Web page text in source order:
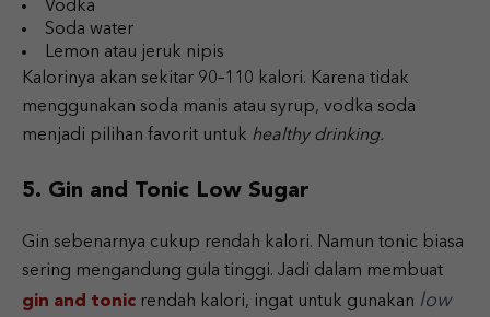
Vodka
Soda water
Lemon atau jeruk nipis
Kalorinya akan sekitar 90–110 kalori. Karena tidak
menggunakan soda manis atau syrup, vodka soda
menjadi pilihan favorit untuk healthy drinking.
5. Gin and Tonic Low Sugar
Gin sebenarnya cukup rendah kalori. Namun tonic biasa
sering mengandung gula tinggi. Jadi dalam membuat
gin and tonic rendah kalori, ingat untuk gunakan low